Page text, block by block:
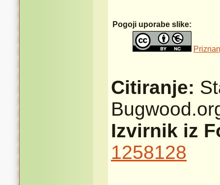
Pogoji uporabe slike:
Citiranje:
Izvirnik iz
1258128